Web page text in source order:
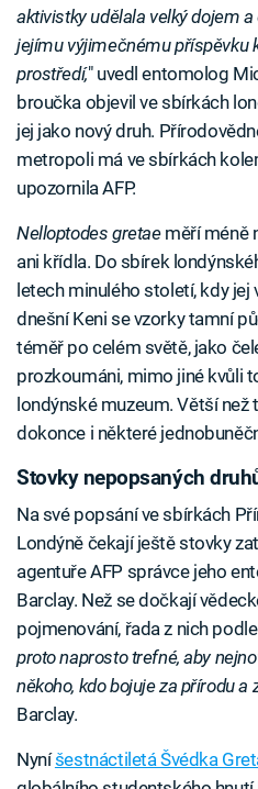
aktivistky udělala velký dojem
jejímu výjimečnému příspěvku
prostředí," uvedl entomolog
broučka objevil ve sbírkách
jej jako nový druh.
metropoli má ve sbírkách
upozornila AFP.
Nelloptodes gretae měří méně
ani křídla. Do sbírek
letech minulého století, kdy jej
dnešní Keni se vzorky tamní
téměř po celém světě, jako
prozkoumáni, mimo jiné kvůli
londýnské muzeum. Větší než
dokonce i některé
Stovky nepopsaných
Na své popsání ve sbírkách
Londýně čekají ještě stovky
agentuře AFP správce jeho
Barclay. Než se dočkají
pojmenování, řada z nich
proto naprosto trefné, aby
někoho, kdo bojuje za přírodu a
Barclay.
Nyníšestnáctiletá Švédka